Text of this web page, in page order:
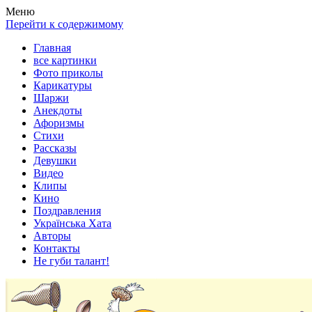
Весела хата — прикольные картинки, смешные истории, клипы!
Покажем всем ваши фото приколы, карикатуры, шаржи, стихи,
Меню
Перейти к содержимому
Главная
все картинки
Фото приколы
Карикатуры
Шаржи
Анекдоты
Афоризмы
Стихи
Рассказы
Девушки
Видео
Клипы
Кино
Поздравления
Українська Хата
Авторы
Контакты
Не губи талант!